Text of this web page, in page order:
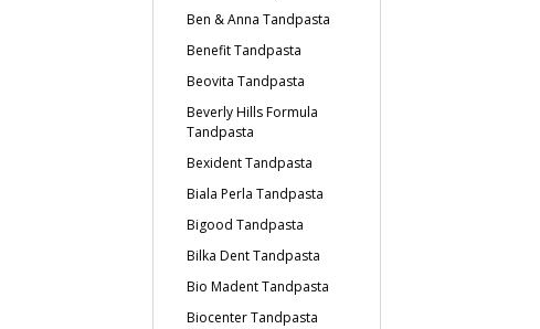
Ben & Anna Tandpasta
Benefit Tandpasta
Beovita Tandpasta
Beverly Hills Formula
Tandpasta
Bexident Tandpasta
Biala Perla Tandpasta
Bigood Tandpasta
Bilka Dent Tandpasta
Bio Madent Tandpasta
Biocenter Tandpasta